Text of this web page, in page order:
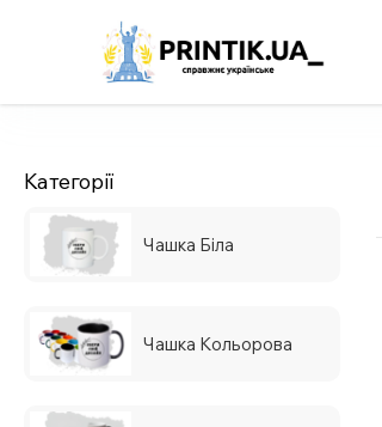
Категорії
Чашка Біла
Чашка Кольорова